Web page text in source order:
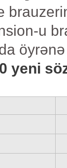
u
yeni